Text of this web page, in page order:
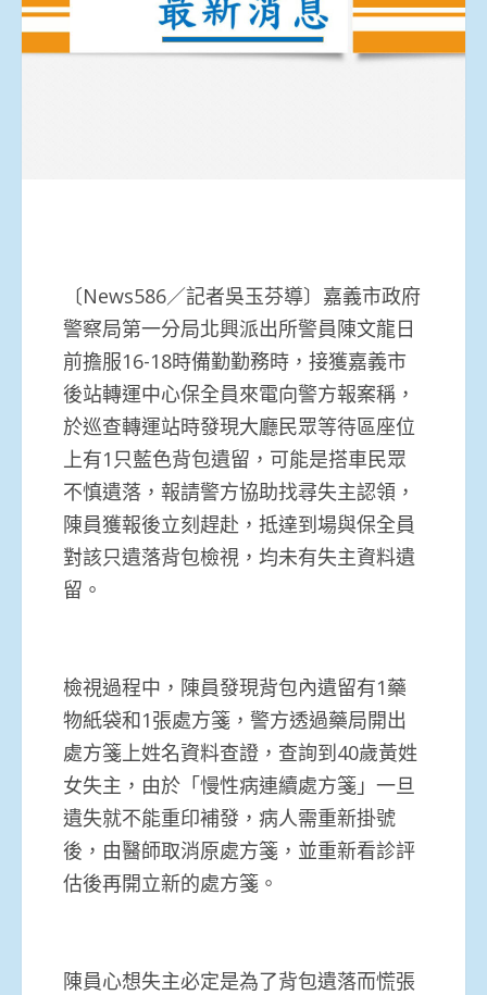
〔News586／記者吳玉芬導〕嘉義市政府
警察局第一分局北興派出所警員陳文龍日
前擔服16-18時備勤勤務時，接獲嘉義市
後站轉運中心保全員來電向警方報案稱，
於巡查轉運站時發現大廳民眾等待區座位
上有1只藍色背包遺留，可能是搭車民眾
不慎遺落，報請警方協助找尋失主認領，
陳員獲報後立刻趕赴，抵達到場與保全員
對該只遺落背包檢視，均未有失主資料遺
留。
檢視過程中，陳員發現背包內遺留有1藥
物紙袋和1張處方箋，警方透過藥局開出
處方箋上姓名資料查證，查詢到40歲黃姓
女失主，由於「慢性病連續處方箋」一旦
遺失就不能重印補發，病人需重新掛號
後，由醫師取消原處方箋，並重新看診評
估後再開立新的處方箋。
陳員心想失主必定是為了背包遺落而慌張